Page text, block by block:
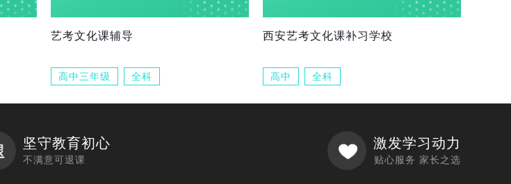
艺考文化课辅导
高中三年级 全科
西安艺考文化课补习学校
高中 全科
坚守教育初心
不满意可退课
激发学习动力
贴心服务 家长之选